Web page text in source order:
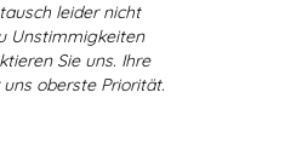
leider nicht
Unstimmigkeiten
Sie uns. Ihre
oberste Priorität.